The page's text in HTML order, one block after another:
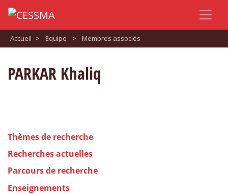
Accueil > Equipe > Membres associés
PARKAR Khaliq
Thèmes de recherche
Recherches actuelles
Parcours de recherche
Enseignements